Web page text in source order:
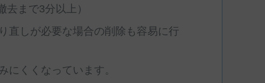
まで3分以上）
直しが必要な場合の削除も容易に行
にくくなっています。